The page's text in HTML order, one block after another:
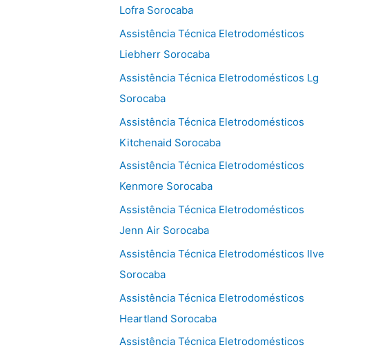
Lofra Sorocaba
Assistência Técnica Eletrodomésticos
Liebherr Sorocaba
Assistência Técnica Eletrodomésticos Lg
Sorocaba
Assistência Técnica Eletrodomésticos
Kitchenaid Sorocaba
Assistência Técnica Eletrodomésticos
Kenmore Sorocaba
Assistência Técnica Eletrodomésticos
Jenn Air Sorocaba
Assistência Técnica Eletrodomésticos Ilve
Sorocaba
Assistência Técnica Eletrodomésticos
Heartland Sorocaba
Assistência Técnica Eletrodomésticos